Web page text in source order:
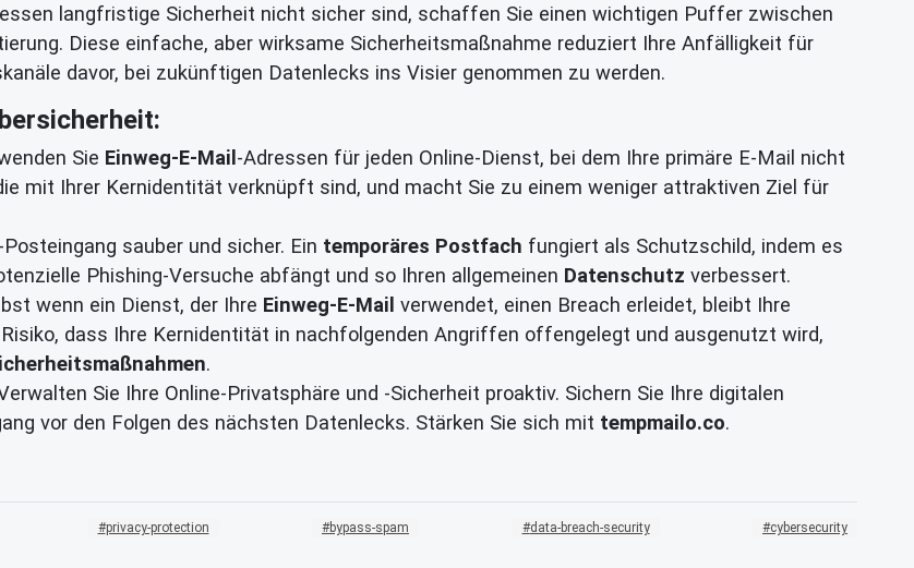
langfristige Sicherheit nicht sicher sind, schaffen Sie einen wichtigen Puffer zwischen
Diese einfache, aber wirksame Sicherheitsmaßnahme reduziert Ihre Anfälligkeit für
davor, bei zukünftigen Datenlecks ins Visier genommen zu werden.
Sie Einweg-E-Mail -Adressen für jeden Online-Dienst, bei dem Ihre primäre E-Mail nicht
mit Ihrer Kernidentität verknüpft sind, und macht Sie zu einem weniger attraktiven Ziel für
sauber und sicher. Ein temporäres Postfach fungiert als Schutzschild, indem es
Phishing-Versuche abfängt und so Ihren allgemeinen Datenschutz verbessert.
wenn ein Dienst, der Ihre Einweg-E-Mail verwendet, einen Breach erleidet, bleibt Ihre
dass Ihre Kernidentität in nachfolgenden Angriffen offengelegt und ausgenutzt wird,
.
Sie Ihre Online-Privatsphäre und -Sicherheit proaktiv. Sichern Sie Ihre digitalen
vor den Folgen des nächsten Datenlecks. Stärken Sie sich mit tempmailo.co.
privacy-protection bypass-spam data-breach-security cybersecurity